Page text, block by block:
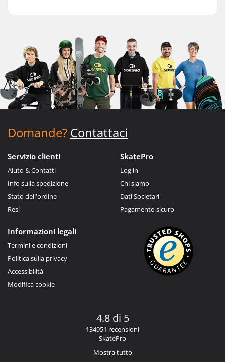
Domande? Contattaci
Servizio clienti
Aiuto & Contatti
Info sulla spedizione
Stato dell'ordine
Resi
SkatePro
Log in
Chi siamo
Dati Societari
Pagamento sicuro
Informazioni legali
Termini e condizioni
Politica sulla privacy
Accessibilità
Modifica cookie
4.8 di 5
134951 recensioni
SkatePro
Mostra tutto